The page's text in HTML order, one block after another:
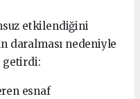
etkilendiğini
daralması nedeniyle
getirdi:
esnaf